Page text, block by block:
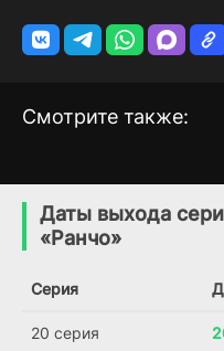
Смотрите также:
7.9
Даты выхода
«Ранчо»
Серия
20 серия